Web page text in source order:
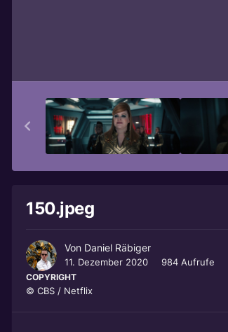
150.jpeg
Von Daniel Räbiger
11. Dezember 2020 984 Aufrufe
COPYRIGHT
© CBS / Netflix